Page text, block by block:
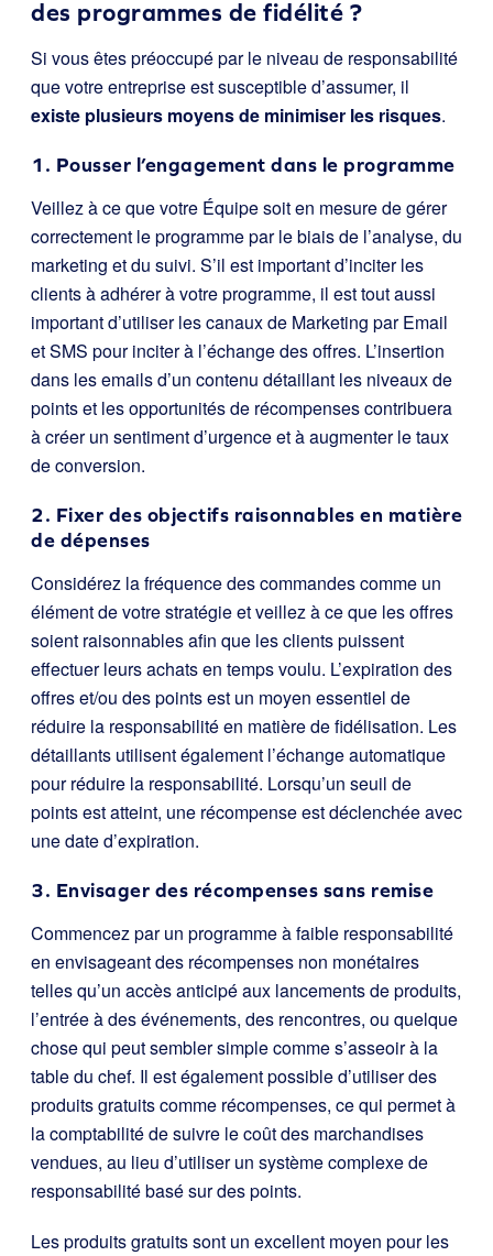
des programmes de fidélité ?
Si vous êtes préoccupé par le niveau de responsabilité
que votre entreprise est susceptible d’assumer, il
existe plusieurs moyens de minimiser les risques.
1. Pousser l’engagement dans le programme
Veillez à ce que votre Équipe soit en mesure de gérer
correctement le programme par le biais de l’analyse, du
marketing et du suivi. S’il est important d’inciter les
clients à adhérer à votre programme, il est tout aussi
important d’utiliser les canaux de Marketing par Email
et SMS pour inciter à l’échange des offres. L’insertion
dans les emails d’un contenu détaillant les niveaux de
points et les opportunités de récompenses contribuera
à créer un sentiment d’urgence et à augmenter le taux
de conversion.
2. Fixer des objectifs raisonnables en matière
de dépenses
Considérez la fréquence des commandes comme un
élément de votre stratégie et veillez à ce que les offres
soient raisonnables afin que les clients puissent
effectuer leurs achats en temps voulu. L’expiration des
offres et/ou des points est un moyen essentiel de
réduire la responsabilité en matière de fidélisation. Les
détaillants utilisent également l’échange automatique
pour réduire la responsabilité. Lorsqu’un seuil de
points est atteint, une récompense est déclenchée avec
une date d’expiration.
3. Envisager des récompenses sans remise
Commencez par un programme à faible responsabilité
en envisageant des récompenses non monétaires
telles qu’un accès anticipé aux lancements de produits,
l’entrée à des événements, des rencontres, ou quelque
chose qui peut sembler simple comme s’asseoir à la
table du chef. Il est également possible d’utiliser des
produits gratuits comme récompenses, ce qui permet à
la comptabilité de suivre le coût des marchandises
vendues, au lieu d’utiliser un système complexe de
responsabilité basé sur des points.
Les produits gratuits sont un excellent moyen pour les